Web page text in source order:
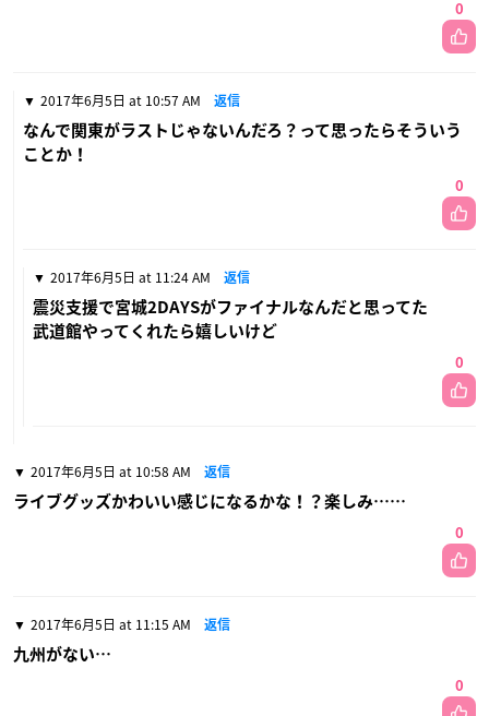
0
2017年6月5日 at 10:57 AM 返信
なんで関東がラストじゃないんだろ？って思ったらそういう
ことか！
0
2017年6月5日 at 11:24 AM 返信
震災支援で宮城2DAYSがファイナルなんだと思ってた
武道館やってくれたら嬉しいけど
0
2017年6月5日 at 10:58 AM 返信
ライブグッズかわいい感じになるかな！？楽しみ……
0
2017年6月5日 at 11:15 AM 返信
九州がない…
0